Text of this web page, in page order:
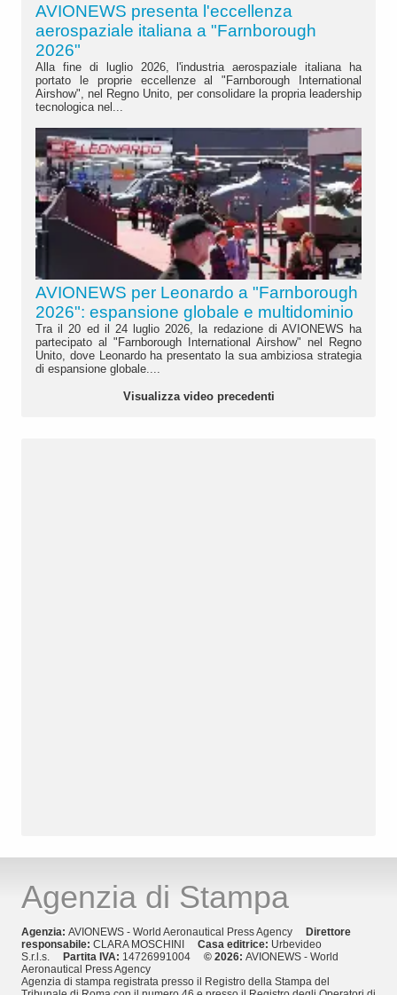
AVIONEWS presenta l'eccellenza
aerospaziale italiana a "Farnborough
2026"
Alla fine di luglio 2026, l'industria aerospaziale italiana ha
portato le proprie eccellenze al "Farnborough International
Airshow", nel Regno Unito, per consolidare la propria leadership
tecnologica nel...
AVIONEWS per Leonardo a "Farnborough
2026": espansione globale e multidominio
Tra il 20 ed il 24 luglio 2026, la redazione di AVIONEWS ha
partecipato al "Farnborough International Airshow" nel Regno
Unito, dove Leonardo ha presentato la sua ambiziosa strategia
di espansione globale....
Visualizza video precedenti
Agenzia di Stampa
Agenzia: AVIONEWS - World Aeronautical Press Agency Direttore
responsabile: CLARA MOSCHINI Casa editrice: Urbevideo
S.r.l.s. Partita IVA: 14726991004 © 2026: AVIONEWS - World
Aeronautical Press Agency
Agenzia di stampa registrata presso il Registro della Stampa del